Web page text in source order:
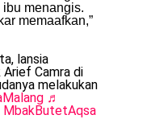
menangis.
memaafkan,”
lansia
Camra di
melakukan
♬